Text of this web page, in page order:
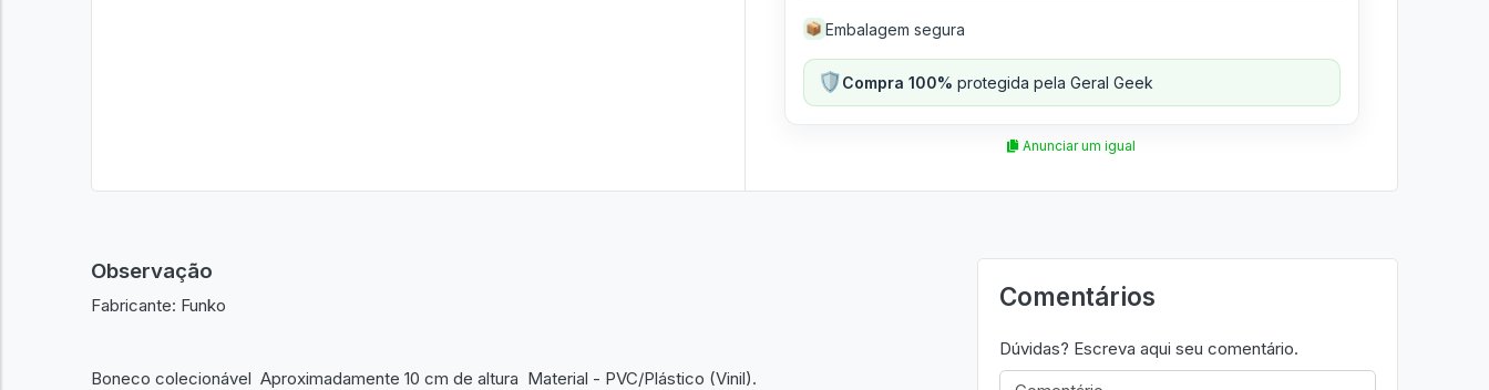
📦 Embalagem segura
🛡️Compra 100% protegida pela Geral Geek
Anunciar um igual
Observação
Fabricante: Funko
Boneco colecionável Aproximadamente 10 cm de altura Material - PVC/Plástico (Vinil).
Comentários
Dúvidas? Escreva aqui seu comentário.